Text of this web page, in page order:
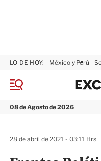
M
n
08 de Agosto de 2026
LO DE HOY: México y Perú
28 de abril de 2021 - 03:11 Hrs